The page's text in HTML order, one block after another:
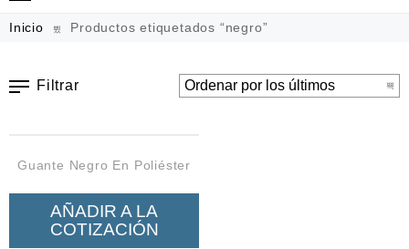
Madera
Automotriz e hidráulico
Ferretería
Mezcladoras
Línea de productos Virutex
Inicio Productos etiquetados “negro”
Filtrar
Guante Negro En Poliéster
AÑADIR A LA
COTIZACIÓN